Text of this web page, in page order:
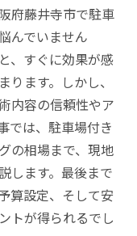
府藤井寺市で駐車
んでいません
、すぐに効果が感
ます。しかし、
内容の信頼性やア
では、駐車場付き
の相場まで、現地
します。最後まで
算設定、そして安
トが得られるでし